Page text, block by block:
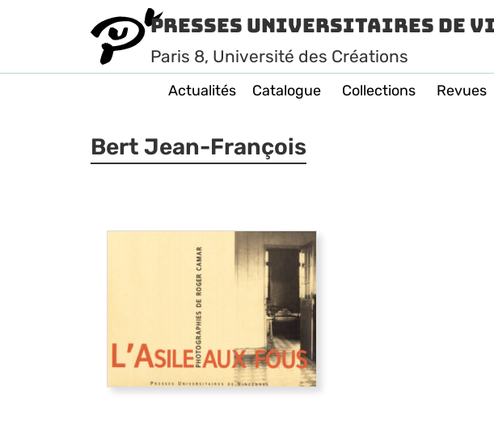
Presses Universitaires de
Paris 8, Université des Créations
Actualités Catalogue Collections Revues
Bert Jean-François